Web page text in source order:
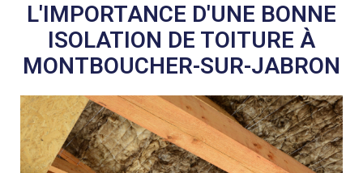
L'IMPORTANCE D'UNE BONNE
ISOLATION DE TOITURE À
MONTBOUCHER-SUR-JABRON